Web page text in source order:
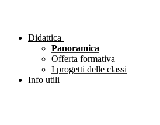
Didattica
Panoramica
Offerta formativa
I progetti delle classi
Info utili